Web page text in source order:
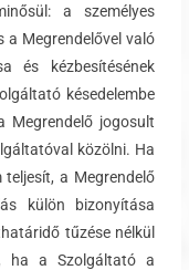
a személyes
Megrendelővel való
és kézbesítésének
késedelembe
Megrendelő jogosult
közölni. Ha
a Megrendelő
külön bizonyítása
tűzése nélkül
ha a Szolgáltató a